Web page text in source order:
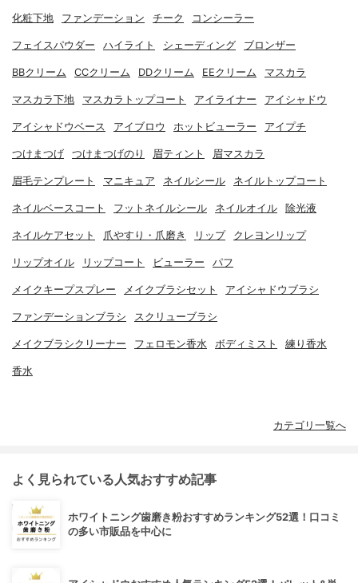
化粧下地 ファンデーション チーク コンシーラー
フェイスパウダー ハイライト シェーディング ブロンザー
BBクリーム CCクリーム DDクリーム EEクリーム マスカラ
マスカラ下地 マスカラトップコート アイライナー アイシャドウ
アイシャドウベース アイブロウ ホットビューラー アイプチ
つけまつげ つけまつげのり 眉ティント 眉マスカラ
眉毛テンプレート マニキュア ネイルシール ネイルトップコート
ネイルベースコート フットネイルシール ネイルオイル 除光液
ネイルケアセット 爪やすり・爪磨き リップ クレヨンリップ
リップオイル リップコート ビューラー パフ
メイクキープスプレー メイクブラシセット アイシャドウブラシ
ファンデーションブラシ スクリューブラシ
メイクブラシクリーナー フェロモン香水 ボディミスト 練り香水
香水
カテゴリ一覧へ
よく見られている人気おすすめ記事
ホワイトニング歯磨き粉おすすめランキング52選！口コミ
の多い市販品を中心に